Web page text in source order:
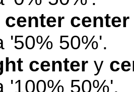
center center
'50% 50%'.
center y
'100% 50%'.